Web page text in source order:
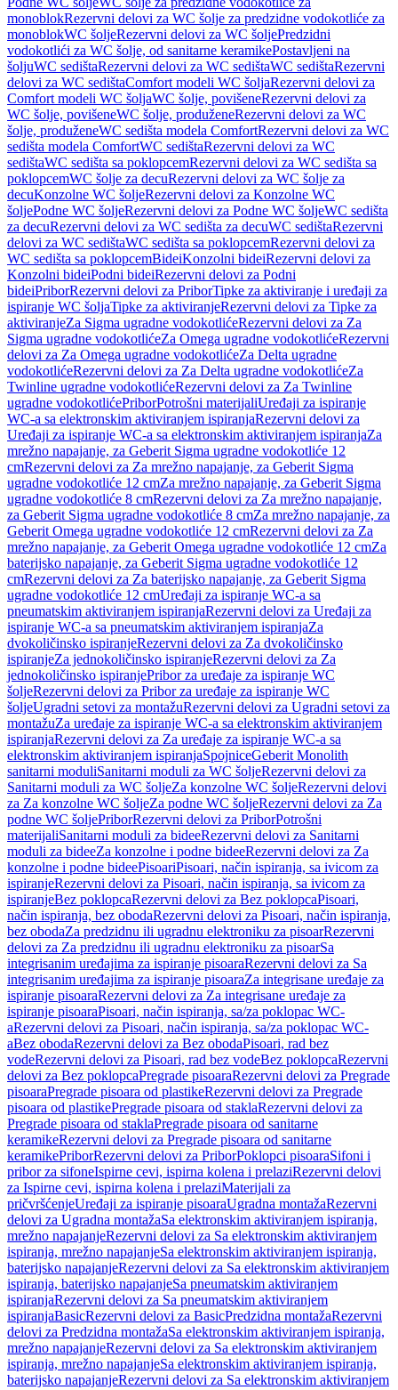
monoblokRezervni delovi za WC šolje za predzidne vodokotliće za
monoblokWC šoljeRezervni delovi za WC šoljePredzidni
vodokotlići za WC šolje, od sanitarne keramikePostavljeni na
šoljuWC sedištaRezervni delovi za WC sedištaWC sedištaRezervni
delovi za WC sedištaComfort modeli WC šoljaRezervni delovi za
Comfort modeli WC šoljaWC šolje, povišeneRezervni delovi za
WC šolje, povišeneWC šolje, produženeRezervni delovi za WC
šolje, produženeWC sedišta modela ComfortRezervni delovi za WC
sedišta modela ComfortWC sedištaRezervni delovi za WC
sedištaWC sedišta sa poklopcemRezervni delovi za WC sedišta sa
poklopcemWC šolje za decuRezervni delovi za WC šolje za
decuKonzolne WC šoljeRezervni delovi za Konzolne WC
šoljePodne WC šoljeRezervni delovi za Podne WC šoljeWC sedišta
za decuRezervni delovi za WC sedišta za decuWC sedištaRezervni
delovi za WC sedištaWC sedišta sa poklopcemRezervni delovi za
WC sedišta sa poklopcemBideiKonzolni bideiRezervni delovi za
Konzolni bideiPodni bideiRezervni delovi za Podni
bideiPriborRezervni delovi za PriborTipke za aktiviranje i uređaji za
ispiranje WC šoljaTipke za aktiviranjeRezervni delovi za Tipke za
aktiviranjeZa Sigma ugradne vodokotlićeRezervni delovi za Za
Sigma ugradne vodokotlićeZa Omega ugradne vodokotlićeRezervni
delovi za Za Omega ugradne vodokotlićeZa Delta ugradne
vodokotlićeRezervni delovi za Za Delta ugradne vodokotlićeZa
Twinline ugradne vodokotlićeRezervni delovi za Za Twinline
ugradne vodokotlićePriborPotrošni materijaliUređaji za ispiranje
WC-a sa elektronskim aktiviranjem ispiranjaRezervni delovi za
Uređaji za ispiranje WC-a sa elektronskim aktiviranjem ispiranjaZa
mrežno napajanje, za Geberit Sigma ugradne vodokotliće 12
cmRezervni delovi za Za mrežno napajanje, za Geberit Sigma
ugradne vodokotliće 12 cmZa mrežno napajanje, za Geberit Sigma
ugradne vodokotliće 8 cmRezervni delovi za Za mrežno napajanje,
za Geberit Sigma ugradne vodokotliće 8 cmZa mrežno napajanje, za
Geberit Omega ugradne vodokotliće 12 cmRezervni delovi za Za
mrežno napajanje, za Geberit Omega ugradne vodokotliće 12 cmZa
baterijsko napajanje, za Geberit Sigma ugradne vodokotliće 12
cmRezervni delovi za Za baterijsko napajanje, za Geberit Sigma
ugradne vodokotliće 12 cmUređaji za ispiranje WC-a sa
pneumatskim aktiviranjem ispiranjaRezervni delovi za Uređaji za
ispiranje WC-a sa pneumatskim aktiviranjem ispiranjaZa
dvokoličinsko ispiranjeRezervni delovi za Za dvokoličinsko
ispiranjeZa jednokoličinsko ispiranjeRezervni delovi za Za
jednokoličinsko ispiranjePribor za uređaje za ispiranje WC
šoljeRezervni delovi za Pribor za uređaje za ispiranje WC
šoljeUgradni setovi za montažuRezervni delovi za Ugradni setovi za
montažuZa uređaje za ispiranje WC-a sa elektronskim aktiviranjem
ispiranjaRezervni delovi za Za uređaje za ispiranje WC-a sa
elektronskim aktiviranjem ispiranjaSpojniceGeberit Monolith
sanitarni moduliSanitarni moduli za WC šoljeRezervni delovi za
Sanitarni moduli za WC šoljeZa konzolne WC šoljeRezervni delovi
za Za konzolne WC šoljeZa podne WC šoljeRezervni delovi za Za
podne WC šoljePriborRezervni delovi za PriborPotrošni
materijaliSanitarni moduli za bideeRezervni delovi za Sanitarni
moduli za bideeZa konzolne i podne bideeRezervni delovi za Za
konzolne i podne bideePisoariPisoari, način ispiranja, sa ivicom za
ispiranjeRezervni delovi za Pisoari, način ispiranja, sa ivicom za
ispiranjeBez poklopcaRezervni delovi za Bez poklopcaPisoari,
način ispiranja, bez obodaRezervni delovi za Pisoari, način ispiranja,
bez obodaZa predzidnu ili ugradnu elektroniku za pisoarRezervni
delovi za Za predzidnu ili ugradnu elektroniku za pisoarSa
integrisanim uređajima za ispiranje pisoaraRezervni delovi za Sa
integrisanim uređajima za ispiranje pisoaraZa integrisane uređaje za
ispiranje pisoaraRezervni delovi za Za integrisane uređaje za
ispiranje pisoaraPisoari, način ispiranja, sa/za poklopac WC-
aRezervni delovi za Pisoari, način ispiranja, sa/za poklopac WC-
aBez obodaRezervni delovi za Bez obodaPisoari, rad bez
vodeRezervni delovi za Pisoari, rad bez vodeBez poklopcaRezervni
delovi za Bez poklopcaPregrade pisoaraRezervni delovi za Pregrade
pisoaraPregrade pisoara od plastikeRezervni delovi za Pregrade
pisoara od plastikePregrade pisoara od staklaRezervni delovi za
Pregrade pisoara od staklaPregrade pisoara od sanitarne
keramikeRezervni delovi za Pregrade pisoara od sanitarne
keramikePriborRezervni delovi za PriborPoklopci pisoaraSifoni i
pribor za sifoneIspirne cevi, ispirna kolena i prelaziRezervni delovi
za Ispirne cevi, ispirna kolena i prelaziMaterijali za
pričvršćenjeUređaji za ispiranje pisoaraUgradna montažaRezervni
delovi za Ugradna montažaSa elektronskim aktiviranjem ispiranja,
mrežno napajanjeRezervni delovi za Sa elektronskim aktiviranjem
ispiranja, mrežno napajanjeSa elektronskim aktiviranjem ispiranja,
baterijsko napajanjeRezervni delovi za Sa elektronskim aktiviranjem
ispiranja, baterijsko napajanjeSa pneumatskim aktiviranjem
ispiranjaRezervni delovi za Sa pneumatskim aktiviranjem
ispiranjaBasicRezervni delovi za BasicPredzidna montažaRezervni
delovi za Predzidna montažaSa elektronskim aktiviranjem ispiranja,
mrežno napajanjeRezervni delovi za Sa elektronskim aktiviranjem
ispiranja, mrežno napajanjeSa elektronskim aktiviranjem ispiranja,
baterijsko napajanjeRezervni delovi za Sa elektronskim aktiviranjem